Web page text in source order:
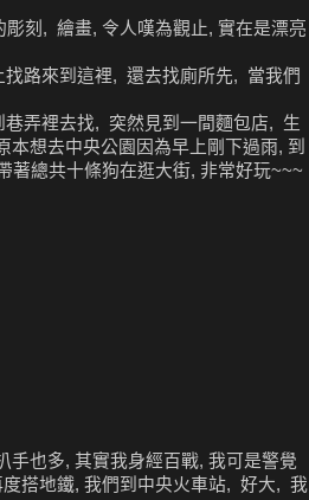
刻, 繪畫, 令人嘆為觀止, 實在是漂亮
路來到這裡, 還去找廁所先, 當我們
弄裡去找, 突然見到一間麵包店, 生
想去中央公園因為早上剛下過雨, 到
總共十條狗在逛大街, 非常好玩~~~
也多, 其實我身經百戰, 我可是警覺
度搭地鐵, 我們到中央火車站, 好大, 我